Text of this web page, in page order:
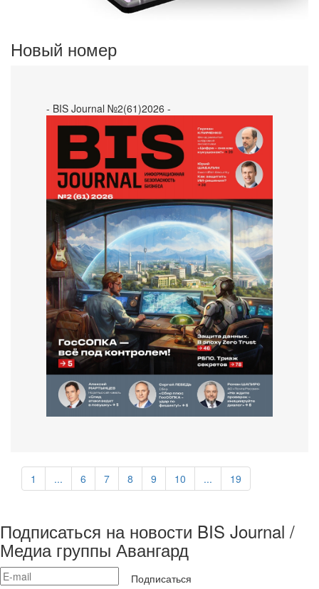
Новый номер
- BIS Journal №2(61)2026 -
1 ... 6 7 8 9 10 ... 19
Подписаться на новости BIS Journal /
Медиа группы Авангард
Подписаться